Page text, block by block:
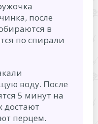
после
в
по спирали
воду. После
5 минут на
достают
перцем.